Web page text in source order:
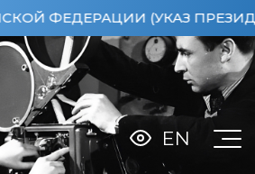
(УКАЗ ПРЕЗИДЕНТА
EN